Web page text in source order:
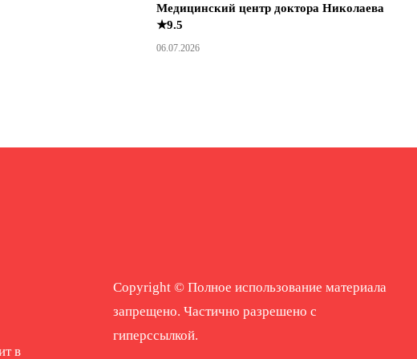
Медицинский центр доктора Николаева
★9.5
06.07.2026
в
Copyright © Полное использование материала
запрещено. Частично разрешено с
гиперссылкой.